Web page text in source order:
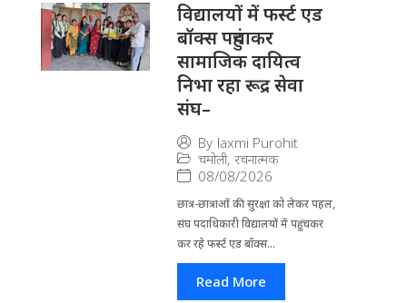
विद्यालयों में फर्स्ट एड
बॉक्स पहुंचाकर
सामाजिक दायित्व
निभा रहा रूद्र सेवा
संघ–
By laxmi Purohit
चमोली, रचनात्मक
08/08/2026
छात्र-छात्राओं की सुरक्षा को लेकर पहल,
संघ पदाधिकारी विद्यालयों में पहुंचकर
कर रहे फर्स्ट एड बॉक्स...
Read More